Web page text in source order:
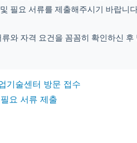
필요 서류를 제출해주시기 바랍니
와 자격 요건을 꼼꼼히 확인하신
기술센터 방문 접수
요 서류 제출